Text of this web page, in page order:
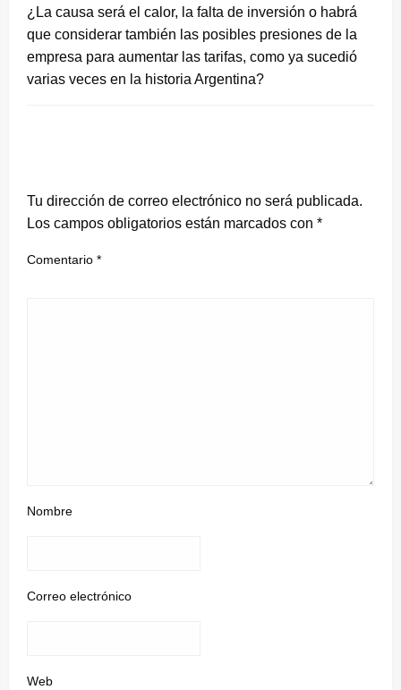
¿La causa será el calor, la falta de inversión o habrá
que considerar también las posibles presiones de la
empresa para aumentar las tarifas, como ya sucedió
varias veces en la historia Argentina?
Tu dirección de correo electrónico no será publicada.
Los campos obligatorios están marcados con *
Comentario *
Nombre
Correo electrónico
Web